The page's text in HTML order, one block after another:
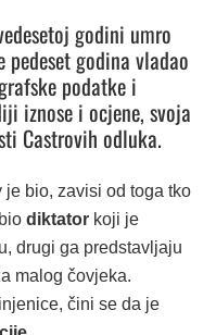
godini umro
godina vladao
podatke i
iznose i ocjene, svoja
Castrovih odluka.
je bio, zavisi od toga tko
diktator koji je
drugi ga predstavljaju
malog čovjeka.
čini se da je